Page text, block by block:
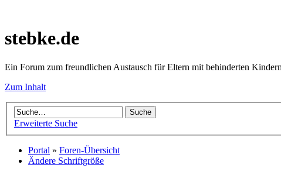
stebke.de
Ein Forum zum freundlichen Austausch für Eltern mit behinderten
Zum Inhalt
Erweiterte Suche
Portal » Foren-Übersicht
Ändere Schriftgröße